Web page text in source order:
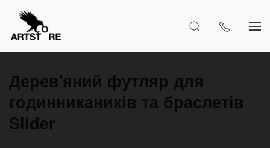
Дерев'яний футляр для
годинникаників та браслетів
Slider